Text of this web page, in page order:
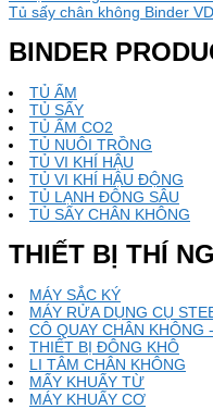
hướng
bài
viết
Tủ sấy chân không Binder
BINDER
TỦ ẤM
TỦ SẤY
TỦ ẤM CO2
TỦ NUÔI TRỒNG
TỦ VI KHÍ HẬU
TỦ VI KHÍ HẬU ĐỘNG
TỦ LẠNH ĐÔNG SÂU
TỦ SẤY CHÂN KHÔNG
THIẾT BỊ THÍ
MÁY SẮC KÝ
MÁY RỬA DỤNG CỤ
CÔ QUAY CHÂN KHÔNG
THIẾT BỊ ĐÔNG KHÔ
LI TÂM CHÂN KHÔNG
MẤY KHUẤY TỪ
MÁY KHUẤY CƠ